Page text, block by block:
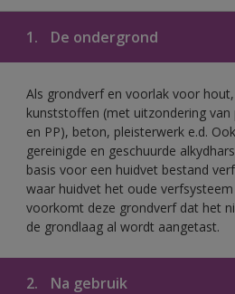
1. De ondergrond
Als grondverf en voorlak voor
kunststoffen (met uitzondering van
en PP), beton, pleisterwerk e.d.
gereinigde en geschuurde
basis voor een huidvet bestand
waar huidvet het oude
voorkomt deze grondverf dat het
de grondlaag al wordt aangetast.
2. Na gebruik